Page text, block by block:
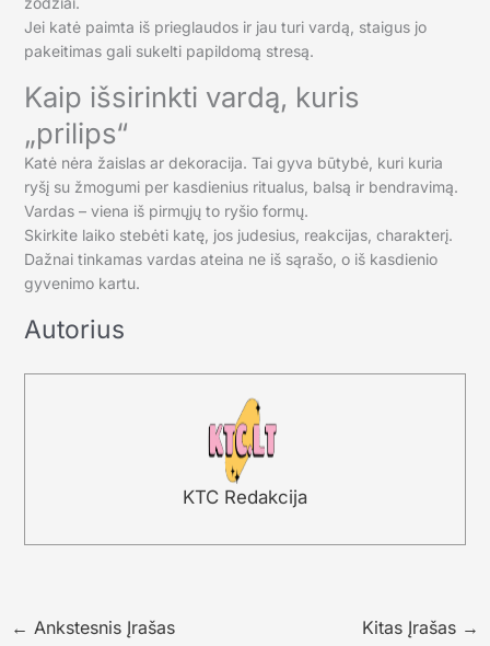
Jei katė paimta iš prieglaudos ir jau turi vardą, staigus jo
pakeitimas gali sukelti papildomą stresą.
Kaip išsirinkti vardą, kuris
„prilips“
Katė nėra žaislas ar dekoracija. Tai gyva būtybė, kuri kuria
ryšį su žmogumi per kasdienius ritualus, balsą ir bendravimą.
Vardas – viena iš pirmųjų to ryšio formų.
Skirkite laiko stebėti katę, jos judesius, reakcijas, charakterį.
Dažnai tinkamas vardas ateina ne iš sąrašo, o iš kasdienio
gyvenimo kartu.
Autorius
KTC Redakcija
← Ankstesnis Įrašas Kitas Įrašas →